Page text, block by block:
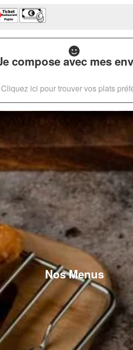
compose avec mes
Cliquez ici pour trouver vos plats
Nos Menus